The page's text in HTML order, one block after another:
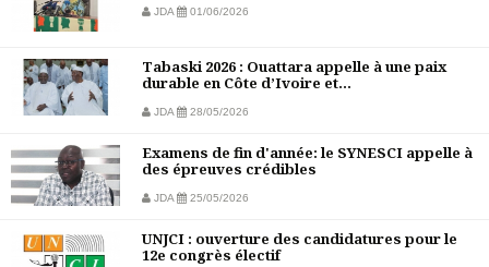
JDA 01/06/2026
Tabaski 2026 : Ouattara appelle à une paix
durable en Côte d’Ivoire et...
JDA 28/05/2026
Examens de fin d'année: le SYNESCI appelle à
des épreuves crédibles
JDA 25/05/2026
UNJCI : ouverture des candidatures pour le
12e congrès électif